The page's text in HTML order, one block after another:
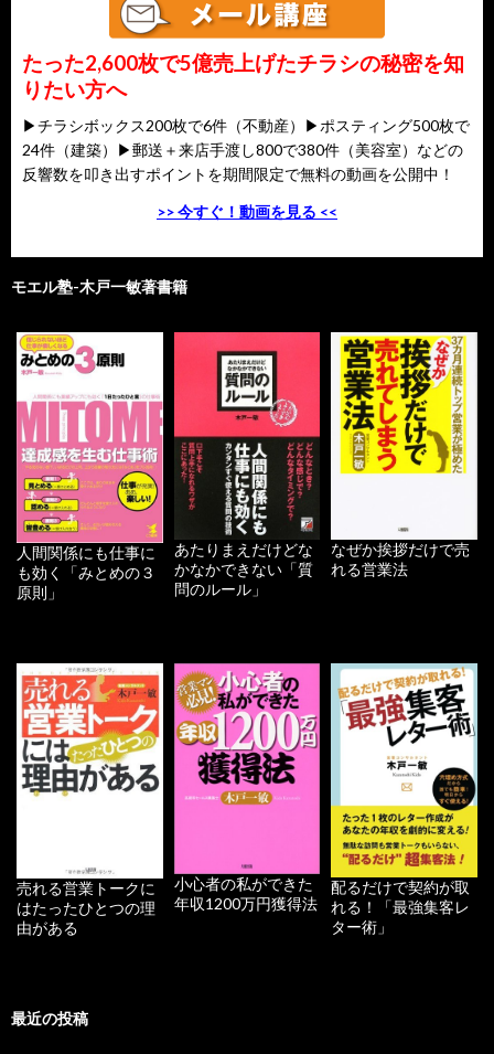
たった2,600枚で5億売上げたチラシの秘密を知
りたい方へ
▶チラシボックス200枚で6件（不動産）▶ポスティング500枚で
24件（建築）▶郵送＋来店手渡し800で380件（美容室）などの
反響数を叩き出すポイントを期間限定で無料の動画を公開中！
>> 今すぐ！動画を見る <<
モエル塾-木戸一敏著書籍
人間関係にも仕事に
も効く「みとめの３
原則」
あたりまえだけどな
かなかできない「質
問のルール」
なぜか挨拶だけで売
れる営業法
売れる営業トークに
はたったひとつの理
由がある
小心者の私ができた
年収1200万円獲得法
配るだけで契約が取
れる！「最強集客レ
ター術」
最近の投稿